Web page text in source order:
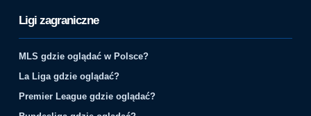
Ligi zagraniczne
MLS gdzie oglądać w Polsce?
La Liga gdzie oglądać?
Premier League gdzie oglądać?